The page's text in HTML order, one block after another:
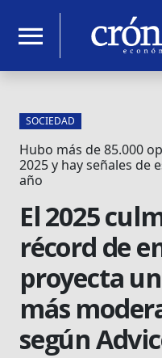
menu
SOCIEDAD
Hubo más de 85.000
2025 y hay señales de
año
El 2025
récord de
proyecta
más
según